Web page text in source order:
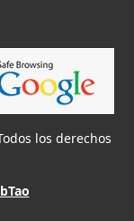
los derechos